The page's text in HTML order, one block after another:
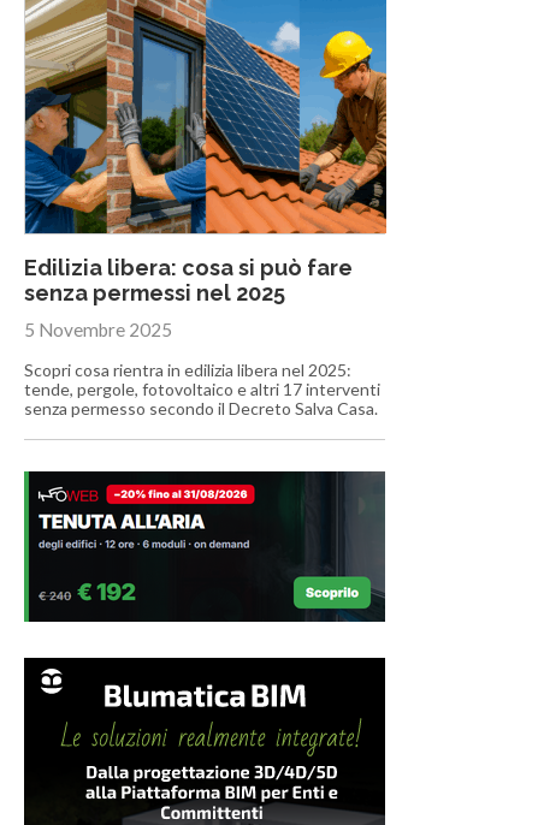
Edilizia libera: cosa si può fare
senza permessi nel 2025
5 Novembre 2025
Scopri cosa rientra in edilizia libera nel 2025:
tende, pergole, fotovoltaico e altri 17 interventi
senza permesso secondo il Decreto Salva Casa.